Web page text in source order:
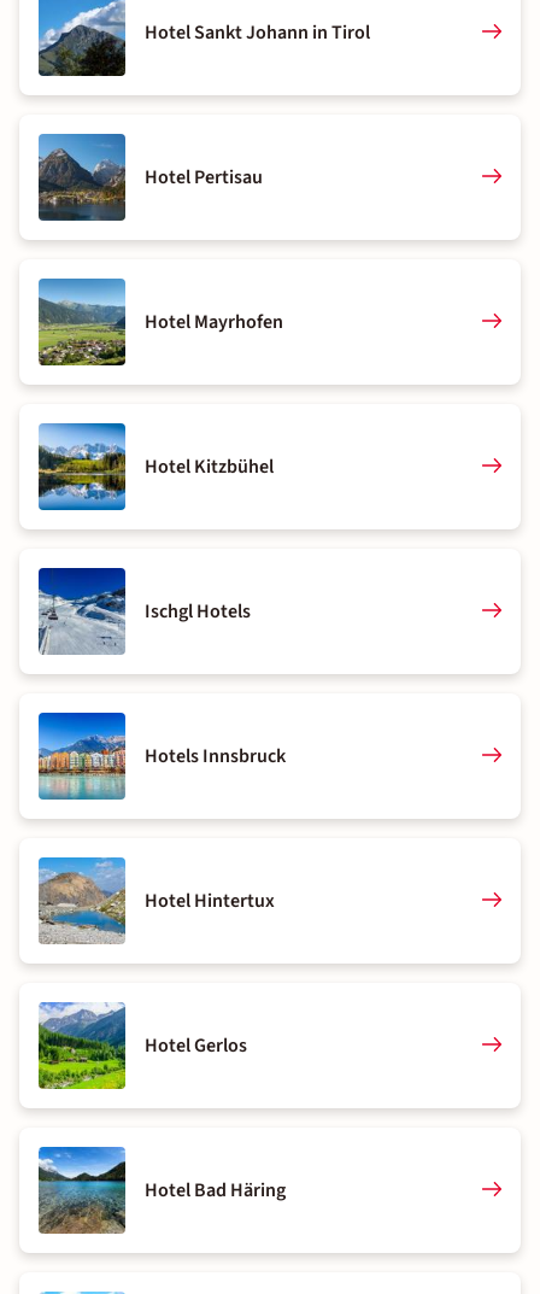
Hotel Sankt Johann in Tirol
Hotel Pertisau
Hotel Mayrhofen
Hotel Kitzbühel
Ischgl Hotels
Hotels Innsbruck
Hotel Hintertux
Hotel Gerlos
Hotel Bad Häring